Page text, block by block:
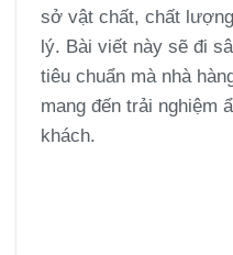
sở vật chất, chất
lý. Bài viết này sẽ đi
tiêu chuẩn mà nhà
mang đến trải nghiệm
khách.